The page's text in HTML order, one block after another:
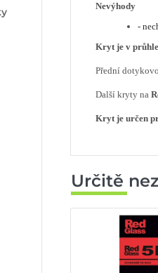
Nevýhody
-
Kryt je v
Přední
Další kryty na
Kryt je určen
Určitě